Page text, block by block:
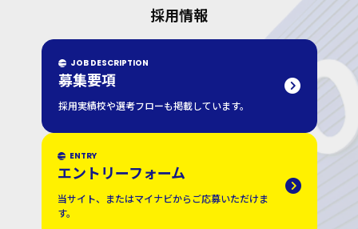
採用情報
JOB DESCRIPTION
募集要項
採用実績校や選考フローも掲載しています。
ENTRY
エントリーフォーム
当サイト、またはマイナビからご応募いただけま
す。